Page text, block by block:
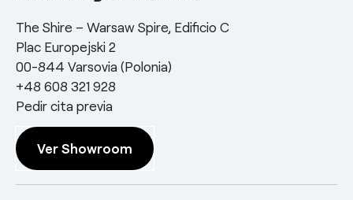
The Shire – Warsaw Spire, Edificio C
Plac Europejski 2
00-844 Varsovia (Polonia)
+48 608 321 928
Pedir cita previa
Ver Showroom